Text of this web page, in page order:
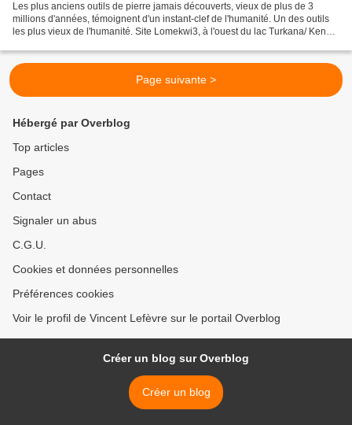
Les plus anciens outils de pierre jamais découverts, vieux de plus de 3
millions d'années, témoignent d'un instant-clef de l'humanité. Un des outils
les plus vieux de l'humanité. Site Lomekwi3, à l'ouest du lac Turkana/ Kenya
Page suivante >
Hébergé par Overblog
Top articles
Pages
Contact
Signaler un abus
C.G.U.
Cookies et données personnelles
Préférences cookies
Voir le profil de Vincent Lefèvre sur le portail Overblog
Créer un blog sur Overblog
Créer un blog